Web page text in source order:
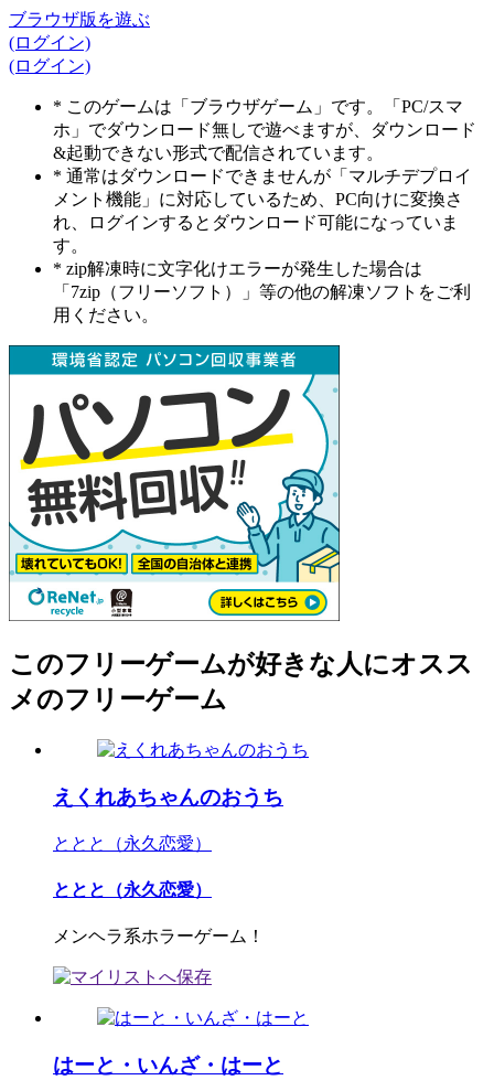
ブラウザ版を遊ぶ
(ログイン)
(ログイン)
* このゲームは「ブラウザゲーム」です。「PC/スマ
ホ」でダウンロード無しで遊べますが、ダウンロード
&起動できない形式で配信されています。
* 通常はダウンロードできませんが「マルチデプロイ
メント機能」に対応しているため、PC向けに変換さ
れ、ログインするとダウンロード可能になっていま
す。
* zip解凍時に文字化けエラーが発生した場合は
「7zip（フリーソフト）」等の他の解凍ソフトをご利
用ください。
このフリーゲームが好きな人にオスス
メのフリーゲーム
えくれあちゃんのおうち
ととと（永久恋愛）
ととと（永久恋愛）
メンヘラ系ホラーゲーム！
はーと・いんざ・はーと